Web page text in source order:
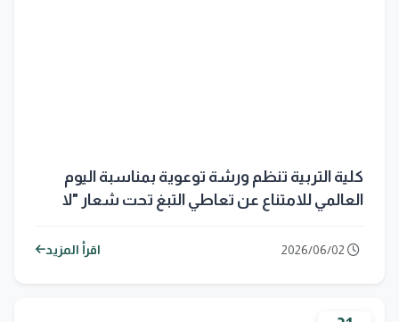
كلية التربية تنظم ورشة توعوية بمناسبة اليوم
العالمي للامتناع عن تعاطي التبغ تحت شعار "لا
اقرأ المزيد